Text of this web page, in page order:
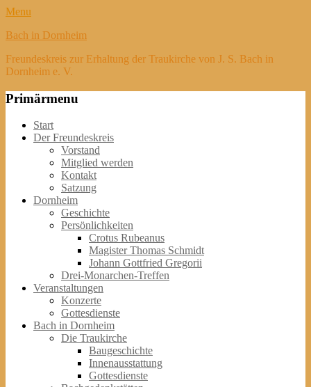
Menu
Bach in Dornheim
Freundeskreis zur Erhaltung der Traukirche von J. S. Bach in
Dornheim e. V.
Primärmenu
Weiter
zum
Start
Der Freundeskreis
Vorstand
Mitglied werden
Kontakt
Satzung
Dornheim
Geschichte
Persönlichkeiten
Crotus Rubeanus
Magister Thomas Schmidt
Johann Gottfried Gregorii
Drei-Monarchen-Treffen
Veranstaltungen
Konzerte
Gottesdienste
Bach in Dornheim
Die Traukirche
Baugeschichte
Innenausstattung
Gottesdienste